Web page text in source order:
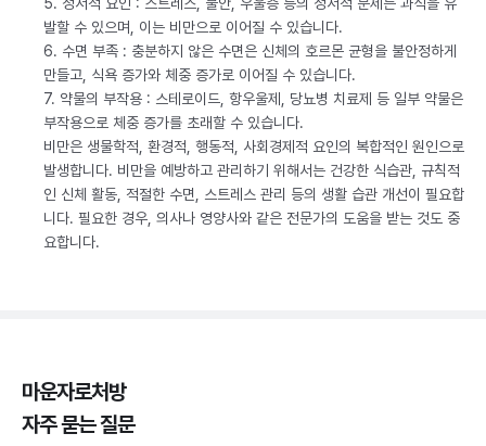
발할 수 있으며, 이는 비만으로 이어질 수 있습니다.
6. 수면 부족 : 충분하지 않은 수면은 신체의 호르몬 균형을 불안정하게
만들고, 식욕 증가와 체중 증가로 이어질 수 있습니다.
7. 약물의 부작용 : 스테로이드, 항우울제, 당뇨병 치료제 등 일부 약물은
부작용으로 체중 증가를 초래할 수 있습니다.
비만은 생물학적, 환경적, 행동적, 사회경제적 요인의 복합적인 원인으로
발생합니다. 비만을 예방하고 관리하기 위해서는 건강한 식습관, 규칙적
인 신체 활동, 적절한 수면, 스트레스 관리 등의 생활 습관 개선이 필요합
니다. 필요한 경우, 의사나 영양사와 같은 전문가의 도움을 받는 것도 중
요합니다.
마운자로처방
자주 묻는 질문